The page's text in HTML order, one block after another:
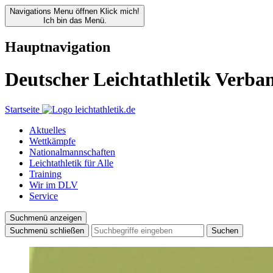
Navigations Menu öffnen Klick mich!
Ich bin das Menü.
Hauptnavigation
Deutscher Leichtathletik
Startseite
Aktuelles
Wettkämpfe
Nationalmannschaften
Leichtathletik für Alle
Training
Wir im DLV
Service
Suchmenü anzeigen
Suchmenü schließen
Suchen